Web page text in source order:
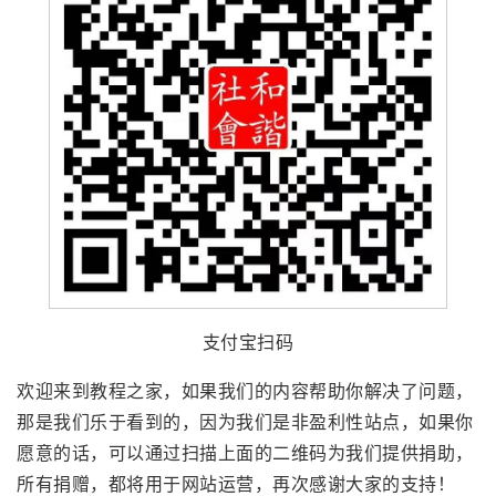
支付宝扫码
欢迎来到教程之家，如果我们的内容帮助你解决了问题，
那是我们乐于看到的，因为我们是非盈利性站点，如果你
愿意的话，可以通过扫描上面的二维码为我们提供捐助，
所有捐赠，都将用于网站运营，再次感谢大家的支持！